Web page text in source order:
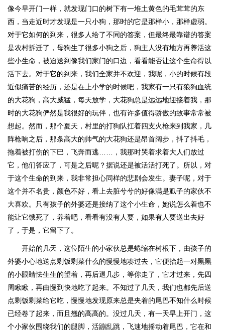
像今早开门一样，就发现门口的树下有一堆土黄色的毛茸茸的东
西，当走近时才发现是一只小狗，那时的它是那样小，那样虚弱。
对于它如何的到来，很多人给了不同的答案，但最终最靠谱的答案
是农村拆迁了，母狗生了很多小狗之后，狗主人没有地方再养活这
些小生命，被迫送到像我们家门的口边，看看能否让这个生命得以
活下去。对于它的到来，我们全家并不欢迎，我呢，小的时候有段
近似痛苦的经历，还是在上小学的时候吧，我家有一只有狼狗血统
的大花狗，高大威猛，每天放学，大花狗总是远远地迎接着我，那
时的大花狗俨然是我很好的玩伴，也有许多值得骄傲的故事常常被
想起。然而，那个夏天，村里的打狗队扛着四支火枪来到我家，几
阵枪响之后，那条高大的帅气的大花狗还是昂首阔步，抖了抖毛，
拖着被打伤的下巴，飞奔而逃……，我那时哭着求着大人们放过
它，他们答应了，可是之后呢？据说还是被活活打死了。所以，对
于这个生命的到来，我非常担心同样的悲剧会发生。妻子呢，对于
这个并不名贵，颜色不好，看上去脏兮兮的好像满是虱子的家伙不
大喜欢。只有孩子的外婆还是接纳了这个小生命，她说怎么着也不
能让它饿死了，养着吧，看看有没有人要，如果有人要送出去好
了，于是，它留下了。
开始的几天，这位陌生的小家伙总是蜷缩在树根下，由孩子的
外婆小心地送点剩饭剩菜什么的慢慢地凑过去，它便抬起一对黑黑
的小眼睛怯生生的望着，再后退几步，等你走了，它才过来，先四
周瞅瞅，再由慢到快地吃了起来。不知过了几天，我们也都先后送
点剩饭剩菜给它吃，慢慢地发现原来总是夹着的尾巴不知什么时候
已经卷了起来，而且翘的高高的。没过几天，有一天早上开门，这
个小家伙围绕我们的腿脚，活蹦乱跳，飞速地摇动着尾巴，它在和